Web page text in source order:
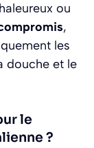
ou
,
les
douche et le
le
?